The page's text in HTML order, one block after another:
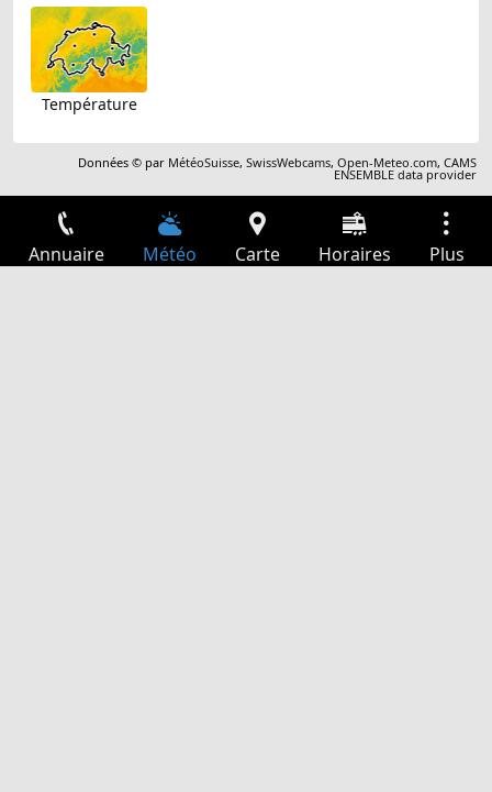
Température
Données © par MétéoSuisse,SwissWebcams,Open-Meteo.com,CAMS
ENSEMBLE data provider
Annuaire Météo Carte Horaires Plus